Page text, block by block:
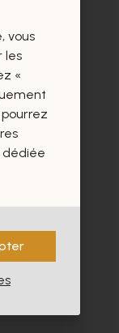
vous
les
«